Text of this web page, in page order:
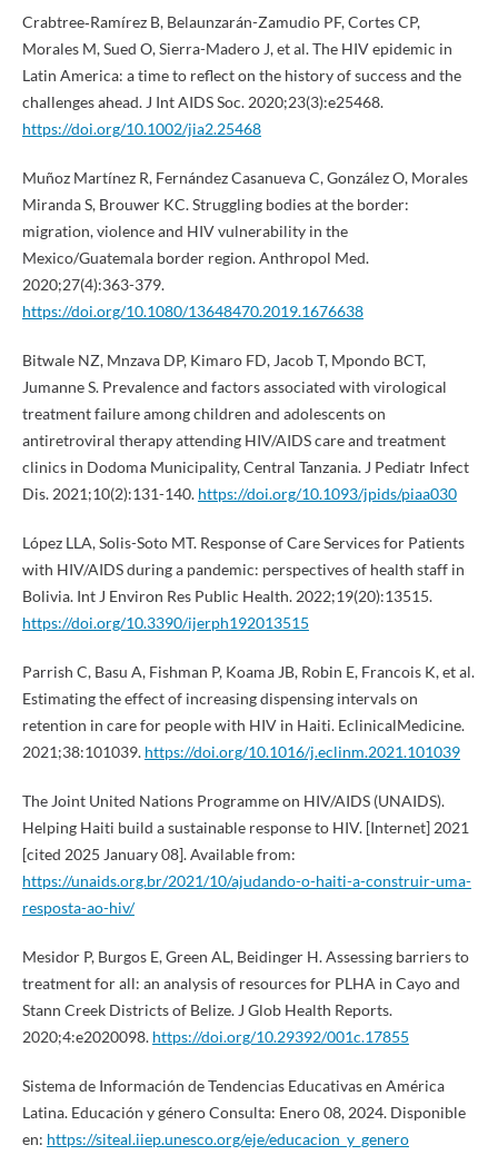
Crabtree‐Ramírez B, Belaunzarán-Zamudio PF, Cortes CP,
Morales M, Sued O, Sierra-Madero J, et al. The HIV epidemic in
Latin America: a time to reflect on the history of success and the
challenges ahead. J Int AIDS Soc. 2020;23(3):e25468.
https://doi.org/10.1002/jia2.25468
Muñoz Martínez R, Fernández Casanueva C, González O, Morales
Miranda S, Brouwer KC. Struggling bodies at the border:
migration, violence and HIV vulnerability in the
Mexico/Guatemala border region. Anthropol Med.
2020;27(4):363-379.
https://doi.org/10.1080/13648470.2019.1676638
Bitwale NZ, Mnzava DP, Kimaro FD, Jacob T, Mpondo BCT,
Jumanne S. Prevalence and factors associated with virological
treatment failure among children and adolescents on
antiretroviral therapy attending HIV/AIDS care and treatment
clinics in Dodoma Municipality, Central Tanzania. J Pediatr Infect
Dis. 2021;10(2):131-140. https://doi.org/10.1093/jpids/piaa030
López LLA, Solis-Soto MT. Response of Care Services for Patients
with HIV/AIDS during a pandemic: perspectives of health staff in
Bolivia. Int J Environ Res Public Health. 2022;19(20):13515.
https://doi.org/10.3390/ijerph192013515
Parrish C, Basu A, Fishman P, Koama JB, Robin E, Francois K, et al.
Estimating the effect of increasing dispensing intervals on
retention in care for people with HIV in Haiti. EclinicalMedicine.
2021;38:101039. https://doi.org/10.1016/j.eclinm.2021.101039
The Joint United Nations Programme on HIV/AIDS (UNAIDS).
Helping Haiti build a sustainable response to HIV. [Internet] 2021
[cited 2025 January 08]. Available from:
https://unaids.org.br/2021/10/ajudando-o-haiti-a-construir-uma-
resposta-ao-hiv/
Mesidor P, Burgos E, Green AL, Beidinger H. Assessing barriers to
treatment for all: an analysis of resources for PLHA in Cayo and
Stann Creek Districts of Belize. J Glob Health Reports.
2020;4:e2020098. https://doi.org/10.29392/001c.17855
Sistema de Información de Tendencias Educativas en América
Latina. Educación y género Consulta: Enero 08, 2024. Disponible
en: https://siteal.iiep.unesco.org/eje/educacion_y_genero